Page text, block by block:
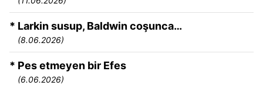
* Larkin susup, Baldwin coşunca…
(8.06.2026)
* Pes etmeyen bir Efes
(6.06.2026)